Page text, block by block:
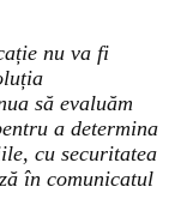
nu va fi
să evaluăm
a determina
cu securitatea
în comunicatul